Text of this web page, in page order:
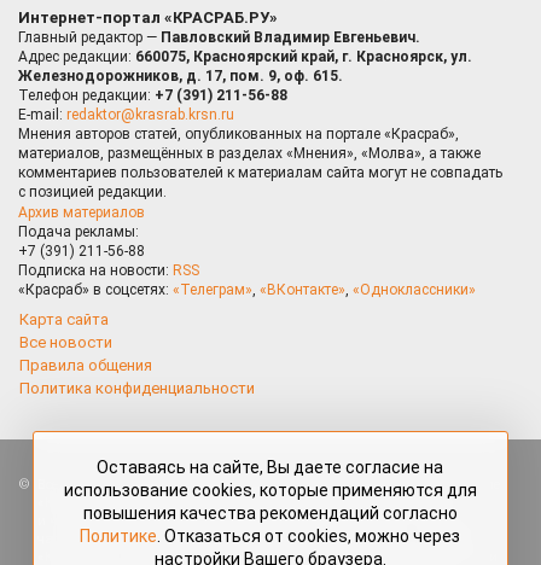
Интернет-портал «КРАСРАБ.РУ»
Главный редактор — Павловский Владимир Евгеньевич.
Адрес редакции: 660075, Красноярский край, г. Красноярск, ул.
Железнодорожников, д. 17, пом. 9, оф. 615.
Телефон редакции: +7 (391) 211-56-88
E-mail: redaktor@krasrab.krsn.ru
Мнения авторов статей, опубликованных на портале «Красраб»,
материалов, размещённых в разделах «Мнения», «Молва», а также
комментариев пользователей к материалам сайта могут не совпадать
с позицией редакции.
Архив материалов
Подача рекламы:
+7 (391) 211-56-88
Подписка на новости: RSS
«Красраб» в соцсетях: «Телеграм», «ВКонтакте», «Одноклассники»
Карта сайта
Все новости
Правила общения
Политика конфиденциальности
Все права защищены. Любые материалы, размещённые на портале
«Красраб.ру» сотрудниками редакции, нештатными авторами
и читателями, являются объектами авторского права. Полное или
частичное использование материалов, размещённых на портале
«Красраб.ру», допускается только с письменного согласия редакции
Оставаясь на сайте, Вы даете согласие на
использование cookies, которые применяются для
повышения качества рекомендаций согласно
Политике . Отказаться от cookies, можно через
настройки Вашего браузера.